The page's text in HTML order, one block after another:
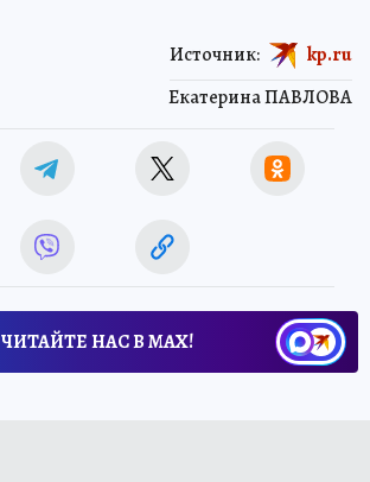
Екатерина ПАВЛОВА
Источник: kp.ru
ЧИТАЙТЕ НАС В МАХ!